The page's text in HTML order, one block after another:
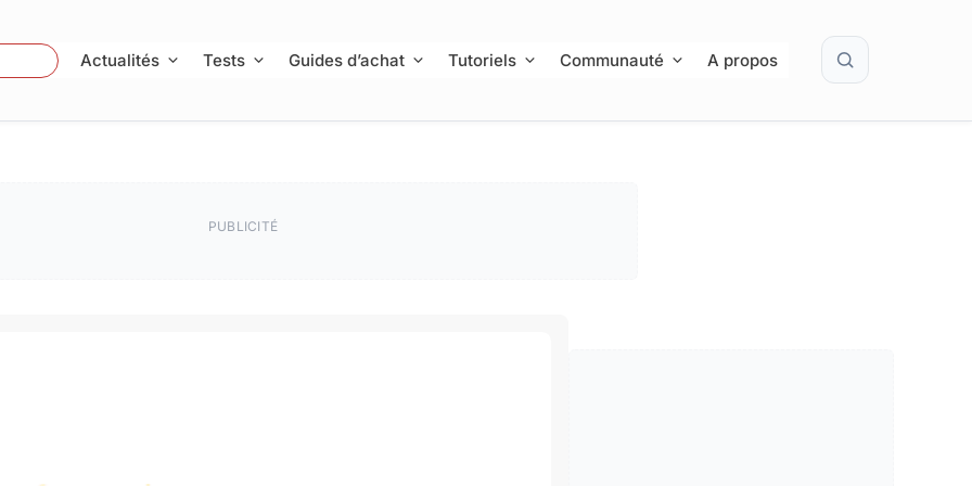
Actualités Tests Guides d’achat Tutoriels Communauté A propos Rechercher
PUBLICITÉ